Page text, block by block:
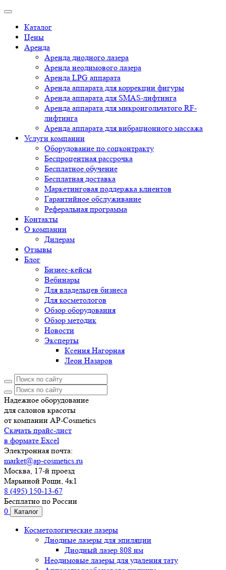
Каталог
Цены
Аренда
Аренда диодного лазера
Аренда неодимового лазера
Аренда LPG аппарата
Аренда аппарата для коррекции фигуры
Аренда аппарата для SMAS-лифтинга
Аренда аппарата для микроигольчатого RF-
лифтинга
Аренда аппарата для вибрационного массажа
Услуги компании
Оборудование по соцконтракту
Беспроцентная рассрочка
Бесплатное обучение
Бесплатная доставка
Маркетинговая поддержка клиентов
Гарантийное обслуживание
Реферальная программа
Контакты
О компании
Дилерам
Отзывы
Блог
Бизнес-кейсы
Вебинары
Для владельцев бизнеса
Для косметологов
Обзор оборудования
Обзор методик
Новости
Эксперты
Ксения Нагорная
Леон Назаров
Надежное оборудование
для салонов красоты
от компании AP-Cosmetics
Скачать прайс-лист
в формате Excel
Электронная почта:
market@ap-cosmetics.ru
Москва, 17-й проезд
Марьиной Рощи, 4к1
8 (495) 150-13-67
Бесплатно по России
0
Каталог
Косметологические лазеры
Диодные лазеры для эпиляции
Диодный лазер 808 нм
Неодимовые лазеры для удаления тату